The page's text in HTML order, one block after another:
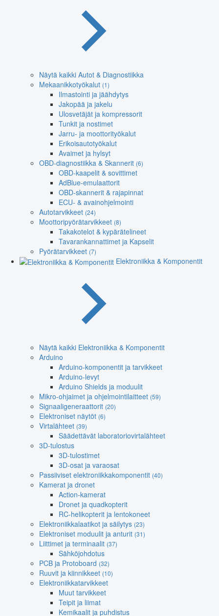
Näytä kaikki Autot & Diagnostiikka
Mekaanikkotyökalut (1)
Ilmastointi ja jäähdytys
Jakopää ja jakelu
Ulosvetäjät ja kompressorit
Tunkit ja nostimet
Jarru- ja moottorityökalut
Erikoisautotyökalut
Avaimet ja hylsyt
OBD-diagnostiikka & Skannerit (6)
OBD-kaapelit & sovittimet
AdBlue-emulaattorit
OBD-skannerit & rajapinnat
ECU- & avainohjelmointi
Autotarvikkeet (24)
Moottoripyörätarvikkeet (8)
Takakotelot & kypärätelineet
Tavarankannattimet ja Kapselit
Pyörätarvikkeet (7)
Elektroniikka & Komponentit
Näytä kaikki Elektroniikka & Komponentit
Arduino
Arduino-komponentit ja tarvikkeet
Arduino-levyt
Arduino Shields ja moduulit
Mikro-ohjaimet ja ohjelmointilaitteet (59)
Signaaligeneraattorit (20)
Elektroniset näytöt (6)
Virtalähteet (39)
Säädettävät laboratoriovirtalähteet
3D-tulostus
3D-tulostimet
3D-osat ja varaosat
Passiiviset elektroniikkakomponentit (40)
Kamerat ja dronet
Action-kamerat
Dronet ja quadkopterit
RC-helikopterit ja lentokoneet
Elektroniikkalaatikot ja säilytys (23)
Elektroniset moduulit ja anturit (31)
Liittimet ja terminaalit (37)
Sähköjohdotus
PCB ja Protoboard (32)
Ruuvit ja kiinnikkeet (10)
Elektroniikkatarvikkeet
Muut tarvikkeet
Teipit ja liimat
Kemikaalit ja puhdistus